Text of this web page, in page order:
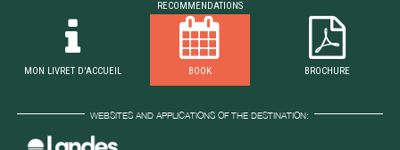
RECOMMENDATIONS
MON LIVRET D'ACCUEIL BOOK BROCHURE
WEBSITES AND APPLICATIONS OF THE DESTINATION: